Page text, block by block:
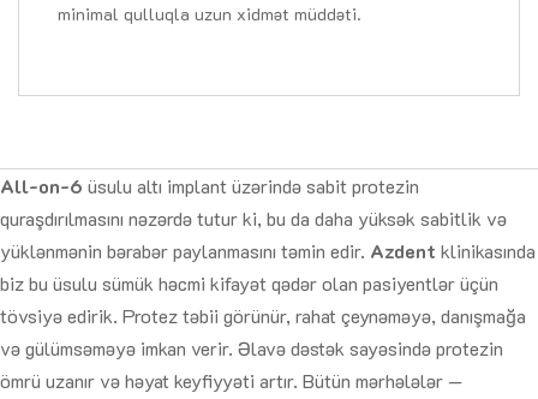
minimal qulluqla uzun xidmət müddəti.
All-on-6 üsulu altı implant üzərində sabit protezin
quraşdırılmasını nəzərdə tutur ki, bu da daha yüksək sabitlik və
yüklənmənin bərabər paylanmasını təmin edir. Azdent klinikasında
biz bu üsulu sümük həcmi kifayət qədər olan pasiyentlər üçün
tövsiyə edirik. Protez təbii görünür, rahat çeynəməyə, danışmağa
və gülümsəməyə imkan verir. Əlavə dəstək sayəsində protezin
ömrü uzanır və həyat keyfiyyəti artır. Bütün mərhələlər —